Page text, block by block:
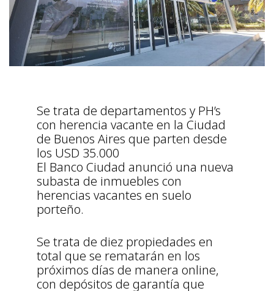
Se trata de departamentos y PH’s
con herencia vacante en la Ciudad
de Buenos Aires que parten desde
los USD 35.000
El Banco Ciudad anunció una nueva
subasta de inmuebles con
herencias vacantes en suelo
porteño.
Se trata de diez propiedades en
total que se rematarán en los
próximos días de manera online,
con depósitos de garantía que